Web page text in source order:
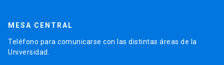
MESA CENTRAL
Teléfono para comunicarse con las distintas áreas de la
Universidad.